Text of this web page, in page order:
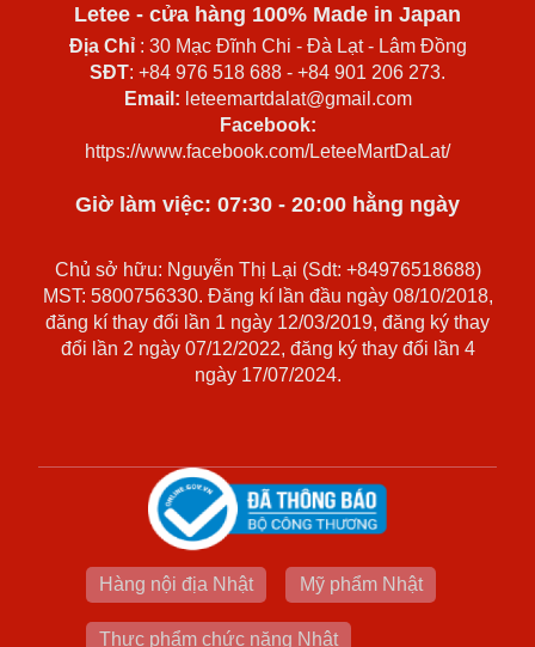
Letee - cửa hàng 100% Made in Japan
Địa Chỉ: 30 Mạc Đĩnh Chi - Đà Lạt - Lâm Đồng
SĐT: +84 976 518 688 - +84 901 206 273.
Email: leteemartdalat@gmail.com
Facebook:
https://www.facebook.com/LeteeMartDaLat/
Giờ làm việc: 07:30 - 20:00 hằng ngày
Chủ sở hữu: Nguyễn Thị Lại (Sdt: +84976518688)
MST: 5800756330. Đăng kí lần đầu ngày 08/10/2018,
đăng kí thay đổi lần 1 ngày 12/03/2019, đăng ký thay
đổi lần 2 ngày 07/12/2022, đăng ký thay đổi lần 4
ngày 17/07/2024.
Hàng nội địa Nhật Mỹ phẩm Nhật
Thực phẩm chức năng Nhật